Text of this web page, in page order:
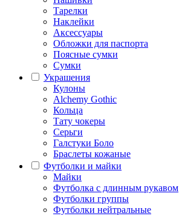
Тарелки
Наклейки
Аксессуары
Обложки для паспорта
Поясные сумки
Сумки
Украшения
Кулоны
Alchemy Gothic
Кольца
Тату чокеры
Серьги
Галстуки Боло
Браслеты кожаные
Футболки и майки
Майки
Футболка с длинным рукавом
Футболки группы
Футболки нейтральные